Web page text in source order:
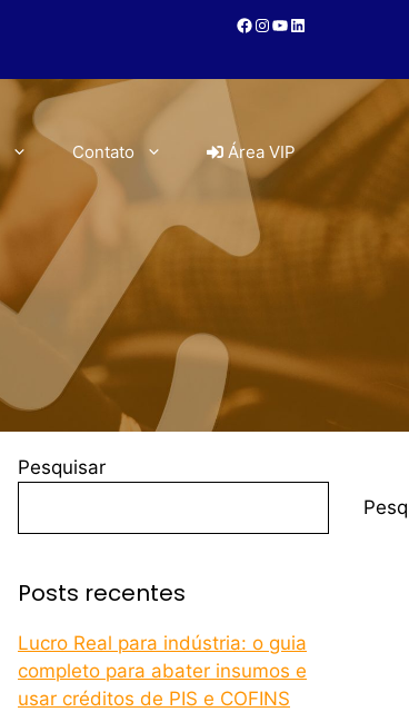
Contato Área VIP
Pesquisar
Posts recentes
Lucro Real para indústria: o guia
completo para abater insumos e
usar créditos de PIS e COFINS